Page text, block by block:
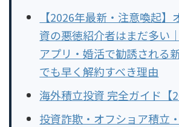
【2026年最新・注意喚起】
資の悪徳紹介者はまだ多い
アプリ・婚活で勧誘される
でも早く解約すべき理由
海外積立投資 完全ガイド【
投資詐欺・オフショア積立